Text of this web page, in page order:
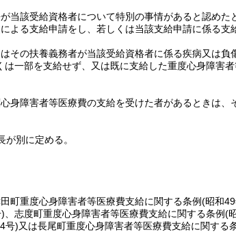
当該受給資格者について特別の事情があると認めた
よる支給申請をし、若しくは当該支給申請に係る支
その扶養義務者が当該受給資格者に係る疾病又は
一部を支給せず、又は既に支給した重度心身障害
身障害者等医療費の支給を受けた者があるときは
別に定める。
町重度心身障害者等医療費支給に関する条例(昭和
、志度町重度心身障害者等医療費支給に関する条例(
号)又は長尾町重度心身障害者等医療費支給に関する